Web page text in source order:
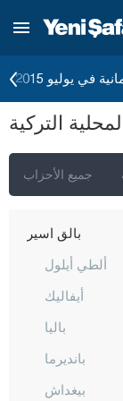
في يوليو 2015
التركية
جميع الأحزاب
أكسراي
أماصيا
أنطاليا
أرداهان
أيدن
بالق أسير
ألطي أيلول
أيفاليك
باليا
بانديرما
بيغداش